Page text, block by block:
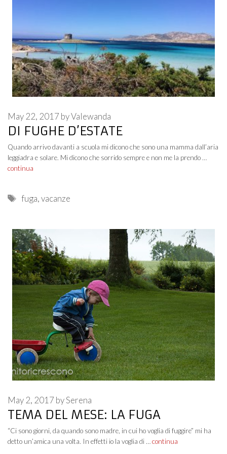
DI FUGHE D’ESTATE
May 22, 2017 byValewanda
Quando arrivo davanti a scuola mi dicono che sono una mamma dall’aria
leggiadra e solare. Mi dicono che sorrido sempre e non me la prendo …
continua
Tags
fuga,vacanze
TEMA DEL MESE: LA FUGA
May 2, 2017 bySerena
“Ci sono giorni, da quando sono madre, in cui ho voglia di fuggire” mi ha
detto un’amica una volta. In effetti io la voglia di …continua